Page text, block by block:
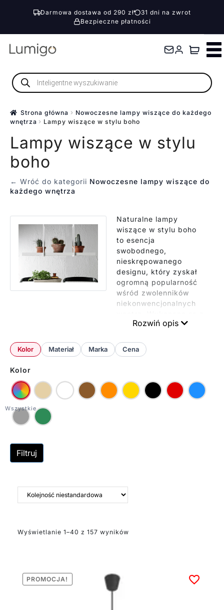
Darmowa dostawa od 290 zł
31 dni na zwrot
Bezpieczne płatności
Przejdź
nawigacji
Przejdź
treściWyszukiwarka
produktów
Strona główna
Nowoczesne lampy wiszące do każdego
wnętrza
Lampy wiszące w stylu boho
Lampy wiszące w stylu
boho
← Wróć do kategorii Nowoczesne lampy wiszące do
każdego wnętrza
Naturalne lampy
wiszące w stylu boho
to esencja
swobodnego,
nieskrępowanego
designu, który zyskał
ogromną popularność
wśród zwolenników
niekonwencjonalnych
rattanu, wikliny,
makramy.
Wprowadzają do
naturalności. Posiadają
nieregularne, często
jadalniach
urządzonych w stylu
rustykalnym. Te lampy
pomieszczenia. To
idealny wybór dla osób
Rozwiń opis
Kolor Materiał Marka Cena
Kolor
Filtruj
Wyświetlanie 1–40 z 157 wyników
PROMOCJA!